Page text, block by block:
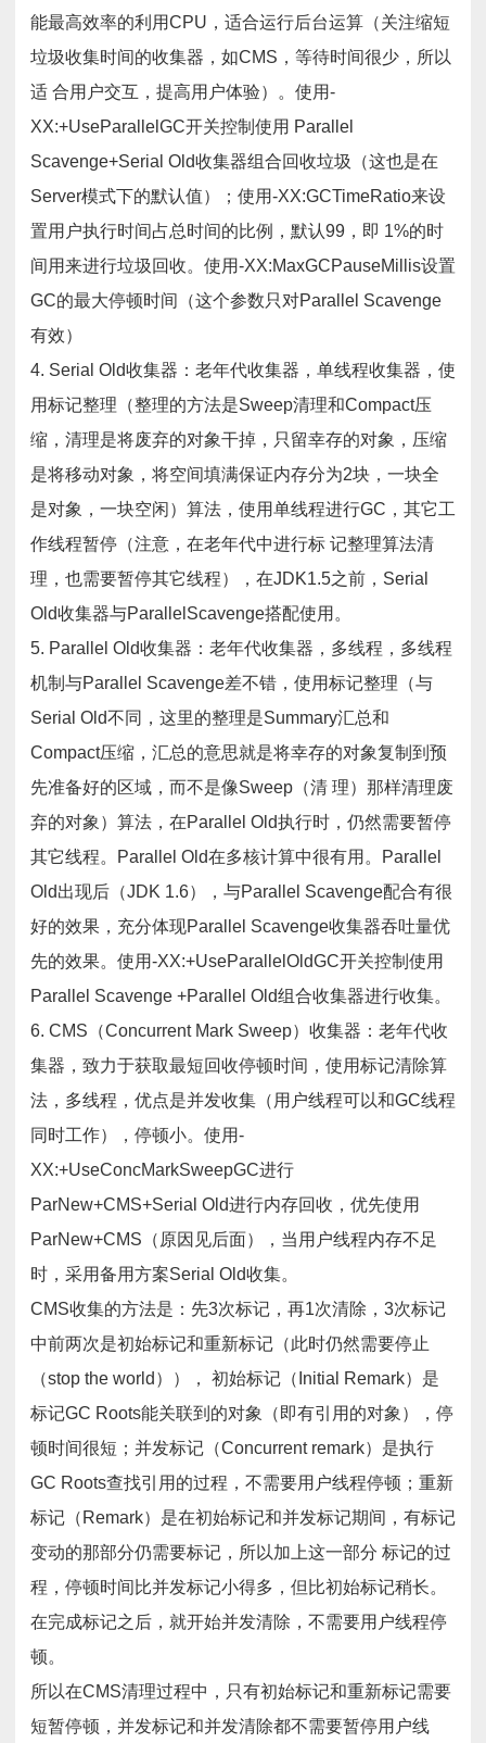
能最高效率的利用CPU，适合运行后台运算（关注缩短
垃圾收集时间的收集器，如CMS，等待时间很少，所以
适 合用户交互，提高用户体验）。使用-
XX:+UseParallelGC开关控制使用 Parallel
Scavenge+Serial Old收集器组合回收垃圾（这也是在
Server模式下的默认值）；使用-XX:GCTimeRatio来设
置用户执行时间占总时间的比例，默认99，即 1%的时
间用来进行垃圾回收。使用-XX:MaxGCPauseMillis设置
GC的最大停顿时间（这个参数只对Parallel Scavenge
有效）
4. Serial Old收集器：老年代收集器，单线程收集器，使
用标记整理（整理的方法是Sweep清理和Compact压
缩，清理是将废弃的对象干掉，只留幸存的对象，压缩
是将移动对象，将空间填满保证内存分为2块，一块全
是对象，一块空闲）算法，使用单线程进行GC，其它工
作线程暂停（注意，在老年代中进行标 记整理算法清
理，也需要暂停其它线程），在JDK1.5之前，Serial
Old收集器与ParallelScavenge搭配使用。
5. Parallel Old收集器：老年代收集器，多线程，多线程
机制与Parallel Scavenge差不错，使用标记整理（与
Serial Old不同，这里的整理是Summary汇总和
Compact压缩，汇总的意思就是将幸存的对象复制到预
先准备好的区域，而不是像Sweep（清 理）那样清理废
弃的对象）算法，在Parallel Old执行时，仍然需要暂停
其它线程。Parallel Old在多核计算中很有用。Parallel
Old出现后（JDK 1.6），与Parallel Scavenge配合有很
好的效果，充分体现Parallel Scavenge收集器吞吐量优
先的效果。使用-XX:+UseParallelOldGC开关控制使用
Parallel Scavenge +Parallel Old组合收集器进行收集。
6. CMS（Concurrent Mark Sweep）收集器：老年代收
集器，致力于获取最短回收停顿时间，使用标记清除算
法，多线程，优点是并发收集（用户线程可以和GC线程
同时工作），停顿小。使用-
XX:+UseConcMarkSweepGC进行
ParNew+CMS+Serial Old进行内存回收，优先使用
ParNew+CMS（原因见后面），当用户线程内存不足
时，采用备用方案Serial Old收集。
CMS收集的方法是：先3次标记，再1次清除，3次标记
中前两次是初始标记和重新标记（此时仍然需要停止
（stop the world））， 初始标记（Initial Remark）是
标记GC Roots能关联到的对象（即有引用的对象），停
顿时间很短；并发标记（Concurrent remark）是执行
GC Roots查找引用的过程，不需要用户线程停顿；重新
标记（Remark）是在初始标记和并发标记期间，有标记
变动的那部分仍需要标记，所以加上这一部分 标记的过
程，停顿时间比并发标记小得多，但比初始标记稍长。
在完成标记之后，就开始并发清除，不需要用户线程停
顿。
所以在CMS清理过程中，只有初始标记和重新标记需要
短暂停顿，并发标记和并发清除都不需要暂停用户线